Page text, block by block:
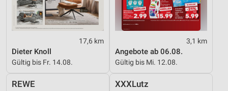
17,6 km
Dieter Knoll
Gültig bis Fr. 14.08.
3,1 km
Angebote ab 06.08.
Gültig bis Mi. 12.08.
REWE XXXLutz
IAB-Verarbeitungszwecke:
Speichern von oder Zugriff auf Informationen
auf einem Endgerät
Verwendung reduzierter Daten zur Auswahl von
Werbung